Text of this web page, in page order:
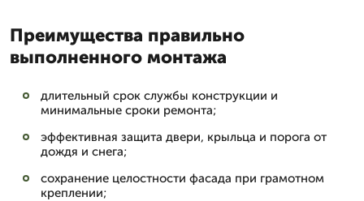
Преимущества правильно
выполненного монтажа
длительный срок службы конструкции и
минимальные сроки ремонта;
эффективная защита двери, крыльца и порога от
дождя и снега;
сохранение целостности фасада при грамотном
креплении;